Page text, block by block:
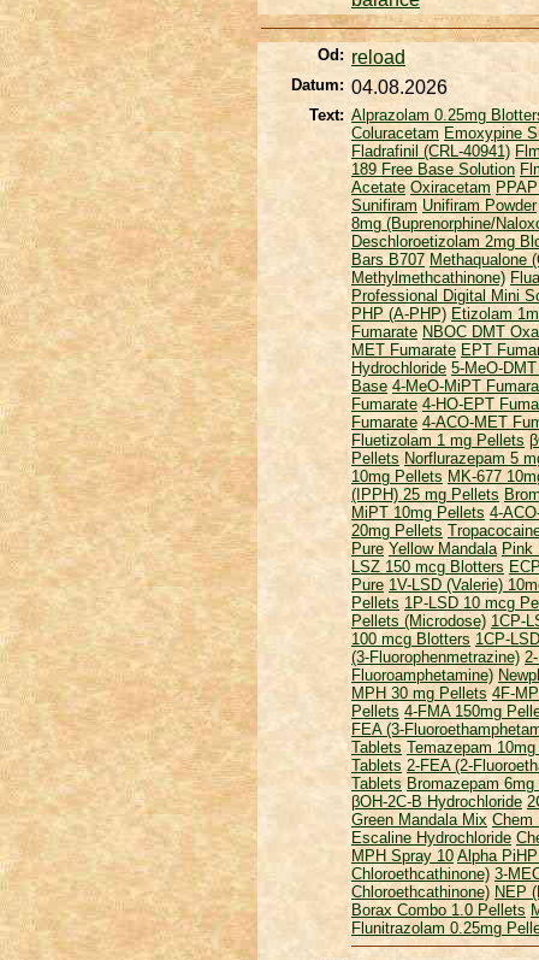
Od: reload
Datum: 04.08.2026
Text: Alprazolam 0.25mg
Coluracetam Emoxypine
Fladrafinil (CRL-40941)
189 Free Base Solution
Acetate Oxiracetam
Sunifiram Unifiram Powder
8mg (Buprenorphine/
Deschloroetizolam 2mg
Bars B707 Methaqualone
Methylmethcathinone)
Professional Digital Mini
PHP (A-PHP) Etizolam
Fumarate NBOC DMT
MET Fumarate EPT
Hydrochloride 5-MeO-
Base 4-MeO-MiPT
Fumarate 4-HO-EPT
Fumarate 4-ACO-MET
Fluetizolam 1 mg Pellets
Pellets Norflurazepam 5
10mg Pellets MK-677
(IPPH) 25 mg Pellets
MiPT 10mg Pellets 4-
20mg Pellets
Pure Yellow Mandala Pink
LSZ 150 mcg Blotters
Pure 1V-LSD (Valerie)
Pellets 1P-LSD 10 mcg
Pellets (Microdose) 1CP-
100 mcg Blotters 1CP-
(3-Fluorophenmetrazine)
Fluoroamphetamine)
MPH 30 mg Pellets 4F-
Pellets 4-FMA 150mg
FEA (3-
Tablets Temazepam
Tablets 2-FEA (2-
Tablets Bromazepam
βOH-2C-B Hydrochloride
Green Mandala Mix Chem
Escaline Hydrochloride
MPH Spray 10 Alpha
Chloroethcathinone) 3-
Chloroethcathinone) NEP
Borax Combo 1.0 Pellets
Flunitrazolam 0.25mg